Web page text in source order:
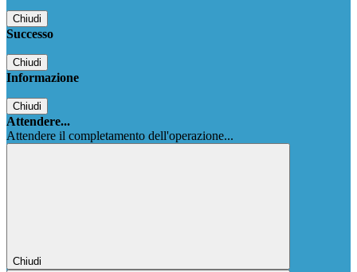
Chiudi
Successo
Chiudi
Informazione
Chiudi
Attendere...
Attendere il completamento dell'operazione...
Chiudi